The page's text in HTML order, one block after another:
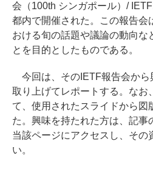
会（100th シンガポール）/
都内で開催された。この報告会
おける旬の話題や議論の動向な
とを目的としたものである。
今回は、そのIETF報告会から
取り上げてレポートする。なお
て、使用されたスライドから図
た。興味を持たれた方は、記事
当該ページにアクセスし、その
い。